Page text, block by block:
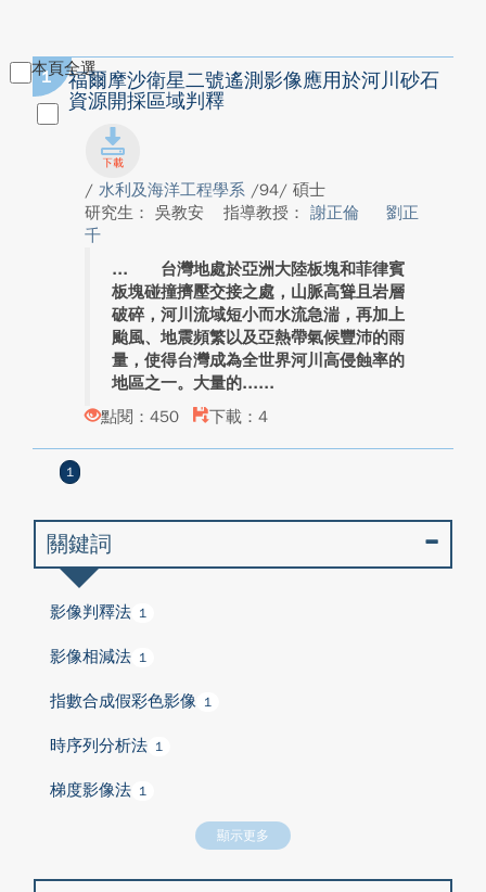
本頁全選
1
福爾摩沙衛星二號遙測影像應用於河川砂石
資源開採區域判釋
/ 水利及海洋工程學系 /94/ 碩士
研究生： 吳教安
指導教授： 謝正倫
劉正
千
台灣地處於亞洲大陸板塊和菲律賓
板塊碰撞擠壓交接之處，山脈高聳且岩層
破碎，河川流域短小而水流急湍，再加上
颱風、地震頻繁以及亞熱帶氣候豐沛的雨
量，使得台灣成為全世界河川高侵蝕率的
地區之一。大量的...
點閱：450
下載：4
1
關鍵詞
影像判釋法 1
影像相減法 1
指數合成假彩色影像 1
時序列分析法 1
梯度影像法 1
顯示更多